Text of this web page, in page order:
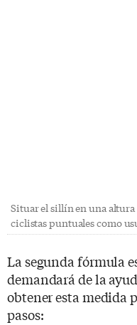
Situar el sillín en una altura
ciclistas puntuales como
La segunda fórmula
demandará de la
obtener esta medida
pasos: